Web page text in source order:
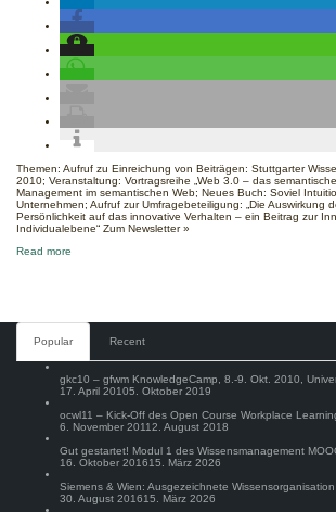
Themen: Aufruf zu Einreichung von Beiträgen: Stuttgarter
2010; Veranstaltung: Vortragsreihe „Web 3.0 – das
Management im semantischen Web; Neues Buch: Soviel
Unternehmen; Aufruf zur Umfragebeteiligung: „Die Auswirkung
Persönlichkeit auf das innovative Verhalten – ein Beitrag zur
Individualebene“ Zum Newsletter »
Read more
Popular Recent
gkc10 – gfwm KnowledgeCamp, 8.-9. Okt. 2010,
17. April 20105. Oktober 2019
ocwl11 – Kick-Off des Open Course Workplace
6. November 20112. August 2018
Gut gestartet! Modul 1 des Wissensmanagement
16. Oktober 201615. März 2026
Siemens & Wien: Ausgezeichnete
30. August 201615. März 2026